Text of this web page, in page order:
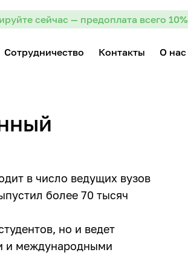
сейчас — предоплата всего 10%
Сотрудничество Контакты О нас
в число ведущих вузов
более 70 тысяч
но и ведет
и международными